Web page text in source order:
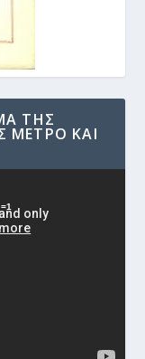
ΤΗΣ
ΜΕΤΡΟ ΚΑΙ